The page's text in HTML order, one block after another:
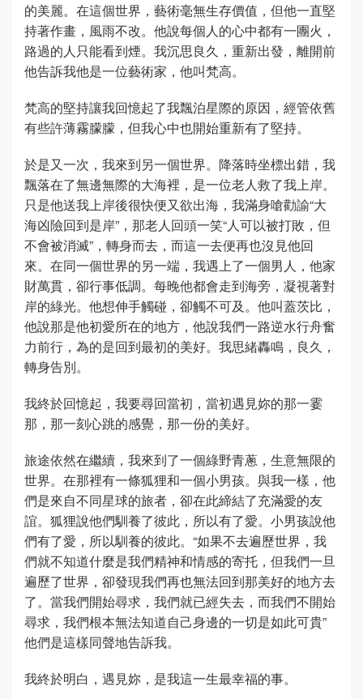
的美麗。在這個世界，藝術毫無生存價值，但他一直堅
持著作畫，風雨不改。他說每個人的心中都有一團火，
路過的人只能看到煙。我沉思良久，重新出發，離開前
他告訴我他是一位藝術家，他叫梵高。
梵高的堅持讓我回憶起了我飄泊星際的原因，經管依舊
有些許薄霧朦朦，但我心中也開始重新有了堅持。
於是又一次，我來到另一個世界。降落時坐標出錯，我
飄落在了無邊無際的大海裡，是一位老人救了我上岸。
只是他送我上岸後很快便又欲出海，我滿身嗆勸諭“大
海凶險回到是岸”，那老人回頭一笑“人可以被打敗，但
不會被消滅”，轉身而去，而這一去便再也沒見他回
來。在同一個世界的另一端，我遇上了一個男人，他家
財萬貫，卻行事低調。每晚他都會走到海旁，凝視著對
岸的綠光。他想伸手觸碰，卻觸不可及。他叫蓋茨比，
他說那是他初愛所在的地方，他說我們一路逆水行舟奮
力前行，為的是回到最初的美好。我思緒轟鳴，良久，
轉身告別。
我終於回憶起，我要尋回當初，當初遇見妳的那一霎
那，那一刻心跳的感覺，那一份的美好。
旅途依然在繼續，我來到了一個綠野青蔥，生意無限的
世界。在那裡有一條狐狸和一個小男孩。與我一樣，他
們是來自不同星球的旅者，卻在此締結了充滿愛的友
誼。狐狸說他們馴養了彼此，所以有了愛。小男孩說他
們有了愛，所以馴養的彼此。“如果不去遍歷世界，我
們就不知道什麼是我們精神和情感的寄托，但我們一旦
遍歷了世界，卻發現我們再也無法回到那美好的地方去
了。當我們開始尋求，我們就已經失去，而我們不開始
尋求，我們根本無法知道自己身邊的一切是如此可貴”
他們是這樣同聲地告訴我。
我終於明白，遇見妳，是我這一生最幸福的事。